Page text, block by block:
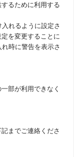
るために利用する
れるように設定さ
を変更することに
時に警告を表示さ
部が利用できなく
までご連絡くださ